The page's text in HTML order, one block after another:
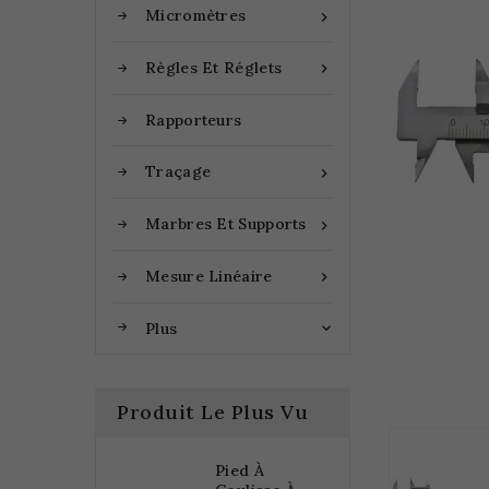

Micromètres

Règles Et Réglets
Rapporteurs

Traçage

Marbres Et Supports

Mesure Linéaire
Plus 
Produit Le Plus Vu
Pied À